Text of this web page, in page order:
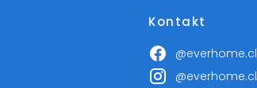
Kontakt